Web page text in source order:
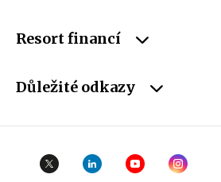
Resort financí
Důležité odkazy